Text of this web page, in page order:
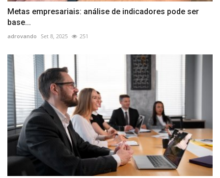
Metas empresariais: análise de indicadores pode ser
base...
adrovando Set 8, 2025 251